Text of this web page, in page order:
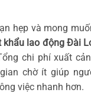
hẹp và mong
khẩu lao động Đài
chi phí xuất
chờ ít giúp
việc nhanh hơn.